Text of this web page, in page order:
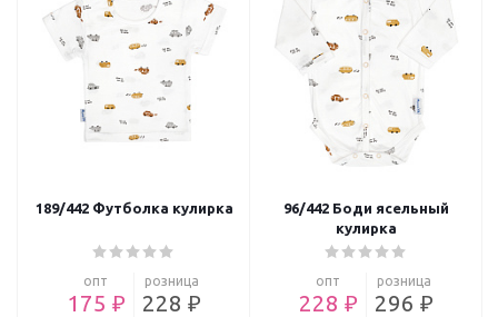
189/442 Футболка кулирка
опт
175 ₽
розница
228 ₽
96/442 Боди ясельный
кулирка
опт
228 ₽
розница
296 ₽